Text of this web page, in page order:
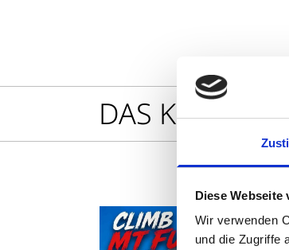
Diese Webseite
Wir verwenden
und die Zugriffe
DAS KÖNNTE